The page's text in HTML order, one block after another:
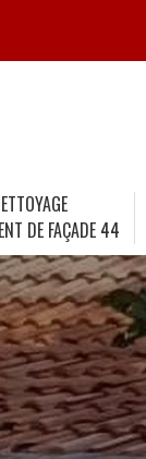
DE FAÇADE 44